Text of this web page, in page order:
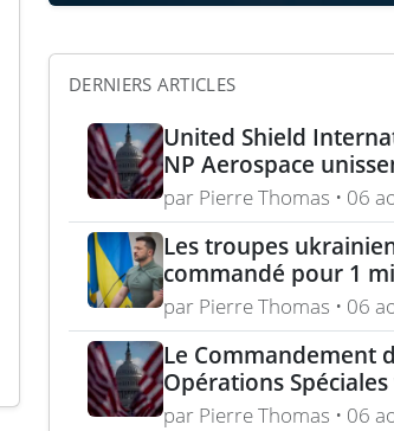
DERNIERS ARTICLES
United Shield
NP Aerospace
forces pour renforcer
aux équipes
déminage
par Pierre Thomas • 06
Les troupes
commandé pour 1
dollars lors de la
année du marché
par Pierre Thomas • 06
Le Commandement
Opérations
mitrailleuse 5,56 mm
par Pierre Thomas • 06